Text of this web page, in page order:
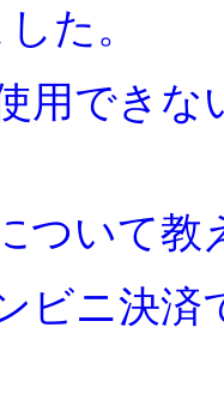
た。
用でき
ついて教
ビニ決